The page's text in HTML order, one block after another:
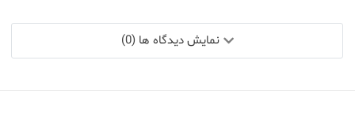
نمایش دیدگاه ها (0)